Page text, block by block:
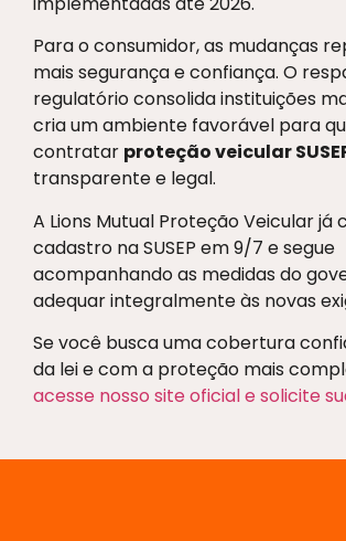
Para o consumidor, as mudanças
mais segurança e confiança. O
regulatório consolida instituições
cria um ambiente favorável para
contratar proteção veicular
transparente e legal.
A Lions Mutual Proteção Veicular já
cadastro na SUSEP em 9/7 e segue
acompanhando as medidas do
adequar integralmente às novas
Se você busca uma cobertura
da lei e com a proteção mais
acesse nosso site oficial e solicite